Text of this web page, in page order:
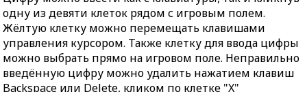
одну из девяти клеток рядом с игровым полем.
Жёлтую клетку можно перемещать клавишами
управления курсором. Также клетку для ввода цифры
можно выбрать прямо на игровом поле. Неправильно
введённую цифру можно удалить нажатием клавиш
Backspace или Delete, кликом по клетке "X"